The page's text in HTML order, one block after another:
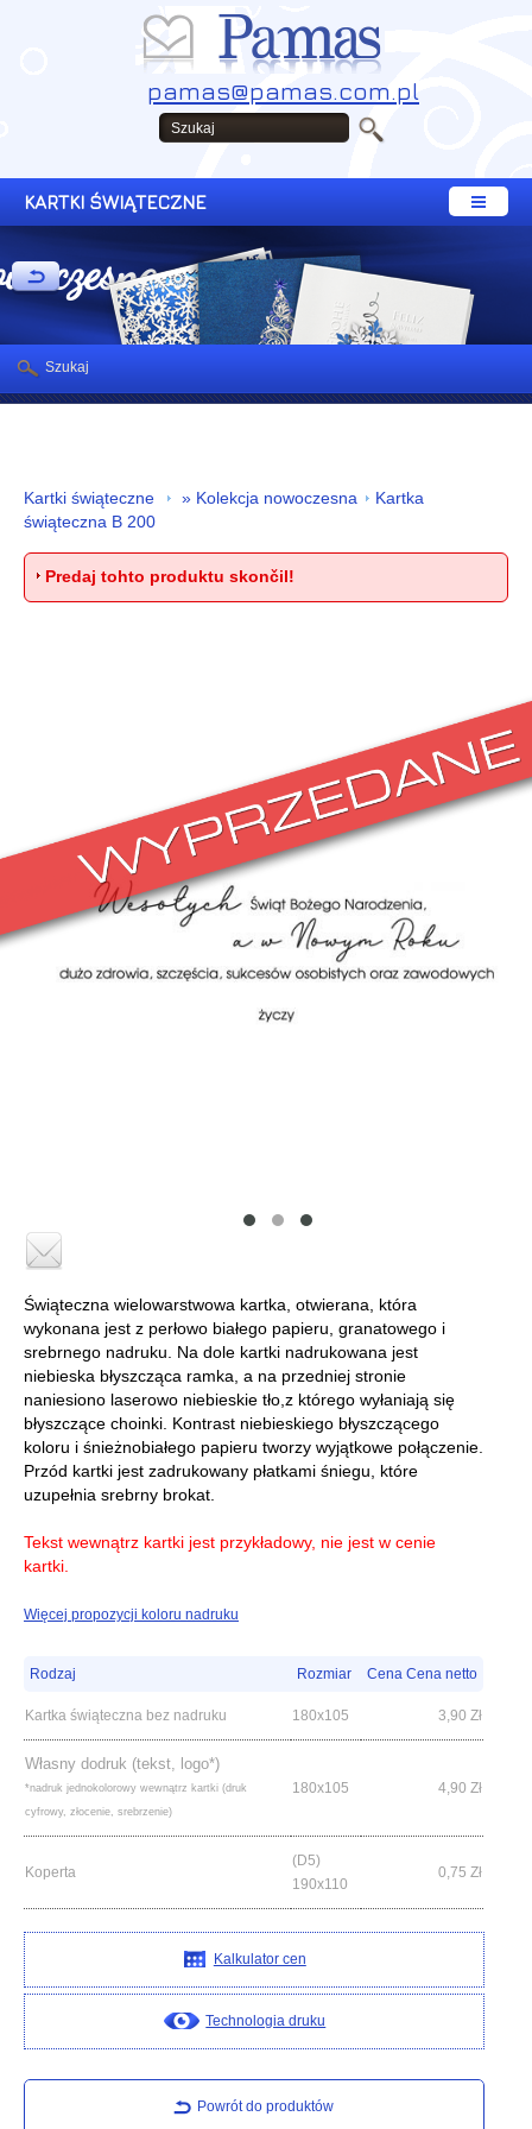
pamas@pamas.com.pl
KARTKI ŚWIĄTECZNE
Kartki świąteczne » Kolekcja nowoczesna
Kartka
świąteczna B 200
Predaj tohto produktu skončil!
Świąteczna wielowarstwowa kartka, otwierana, która
wykonana jest z perłowo białego papieru, granatowego i
srebrnego nadruku. Na dole kartki nadrukowana jest
niebieska błyszcząca ramka, a na przedniej stronie
naniesiono laserowo niebieskie tło,z którego wyłaniają się
błyszczące choinki. Kontrast niebieskiego błyszczącego
koloru i śnieżnobiałego papieru tworzy wyjątkowe połączenie.
Przód kartki jest zadrukowany płatkami śniegu, które
uzupełnia srebrny brokat.
Tekst wewnątrz kartki jest przykładowy, nie jest w cenie
kartki.
Więcej propozycji koloru nadruku
Rodzaj Rozmiar Cena Cena netto
Kartka świąteczna bez nadruku 180x105 3,90 Zł
Własny dodruk (tekst, logo*)
*nadruk jednokolorowy wewnątrz kartki (druk
cyfrowy, złocenie, srebrzenie)
180x105 4,90 Zł
Koperta
(D5)
190x110
0,75 Zł
Kalkulator cen
Technologia druku
Powrót do produktów
Szukaj